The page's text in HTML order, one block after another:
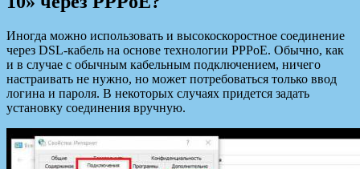
Иногда можно использовать и высокоскоростное соединение
через DSL-кабель на основе технологии PPPoE. Обычно, как
и в случае с обычным кабельным подключением, ничего
настраивать не нужно, но может потребоваться только ввод
логина и пароля. В некоторых случаях придется задать
установку соединения вручную.